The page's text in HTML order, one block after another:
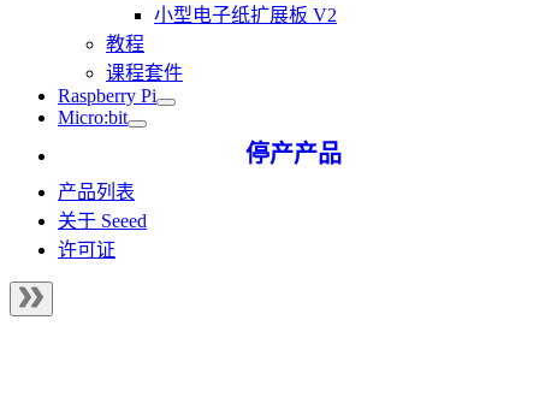
小型电子纸扩展板 V2
教程
课程套件
Raspberry Pi
Micro:bit
停产产品
产品列表
关于 Seeed
许可证